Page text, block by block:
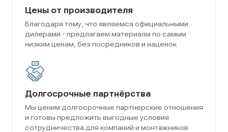
Цены от производителя
Благодаря тому, что являемся официальными
дилерами - предлагаем материалы по самым
низким ценам, без посредников и наценок
Долгосрочные партнёрства
Мы ценим долгосрочные партнерские отношения
и готовы предложить выгодные условия
сотрудничества для компаний и монтажников